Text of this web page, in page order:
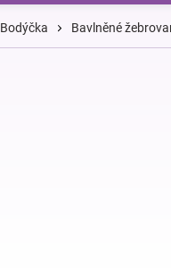
Bodýčka Bavlněné